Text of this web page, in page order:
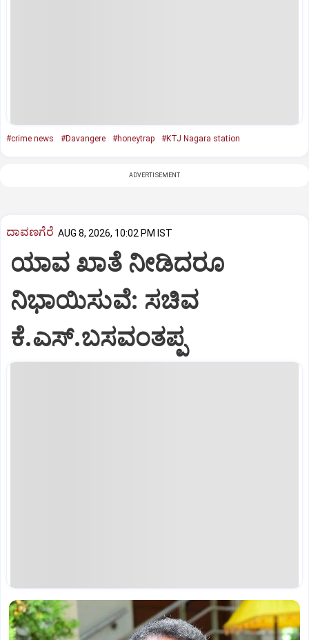
#crime news #Davangere #honeytrap #KTJ Nagara station
ADVERTISEMENT
ದಾವಣಗೆರೆ AUG 8, 2026, 10:02 PM IST
ಯಾವ ಖಾತೆ ನೀಡಿದರೂ
ನಿಭಾಯಿಸುವೆ: ಸಚಿವ
ಕೆ.ಎಸ್.ಬಸವಂತಪ್ಪ